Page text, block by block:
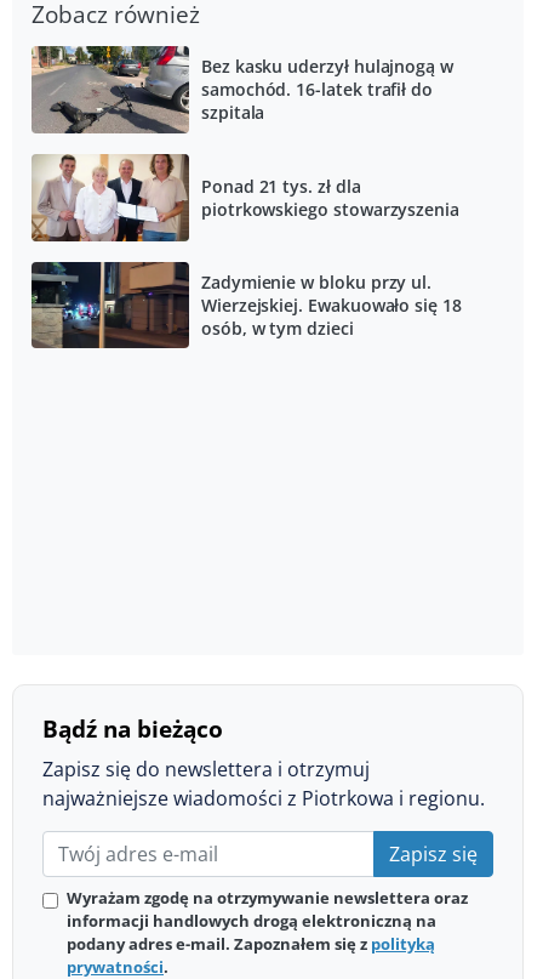
Zobacz również
Bez kasku uderzył hulajnogą w
samochód. 16-latek trafił do
szpitala
Ponad 21 tys. zł dla
piotrkowskiego stowarzyszenia
Zadymienie w bloku przy ul.
Wierzejskiej. Ewakuowało się 18
osób, w tym dzieci
Bądź na bieżąco
Zapisz się do newslettera i otrzymuj
najważniejsze wiadomości z Piotrkowa i regionu.
Zapisz się
Wyrażam zgodę na otrzymywanie newslettera oraz
informacji handlowych drogą elektroniczną na
podany adres e-mail. Zapoznałem się z polityką
prywatności.